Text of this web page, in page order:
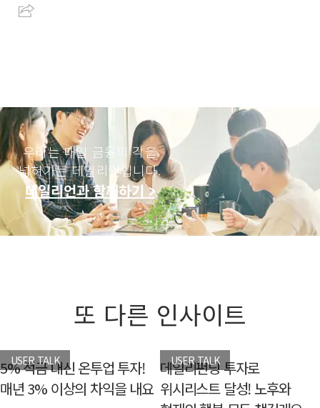
우리는 매일 금융의 각을
넓혀가는 데일리언입니다.
데일리언과 함께하기 >
또 다른 인사이트
USER TALK
5% 적금 대신 온투업 투자!
매년 3% 이상의 차익을 내요
USER TALK
데일리펀딩 투자로
위시리스트 달성! 노후와